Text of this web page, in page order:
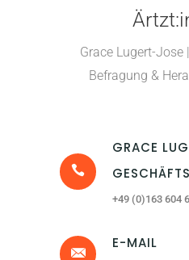
Grace Lugert-Jose
Befragung &
GRACE
+49 (0)163 604
E-MAIL